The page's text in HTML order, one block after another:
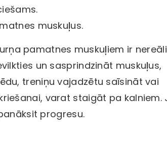
muskuļus.
pamatnes muskuļiem ir
un sasprindzināt muskuļus,
treniņu vajadzētu saīsināt vai
varat staigāt pa kalniem.
progresu.